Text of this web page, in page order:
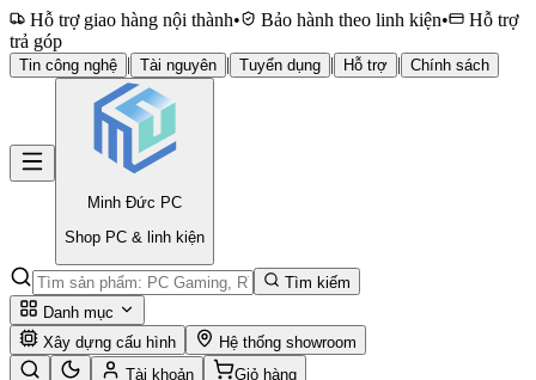
Hỗ trợ giao hàng nội thành• Bảo hành theo linh kiện•
Hỗ trợ
trả góp
Tin công nghệ | Tài nguyên | Tuyển dụng | Hỗ trợ | Chính sách
Minh Đức PC
Shop PC & linh kiện
Tìm kiếm
Danh mục
Xây dựng cấu hình
Hệ thống showroom
Tài khoản
Giỏ hàng